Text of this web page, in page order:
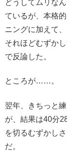
どうしてムリな
ているが、本格
ニングに加えて
それほどむずか
で反論した。
ところが……。
翌年、きちっと
が、結果は40分
を切るむずかし
だ。